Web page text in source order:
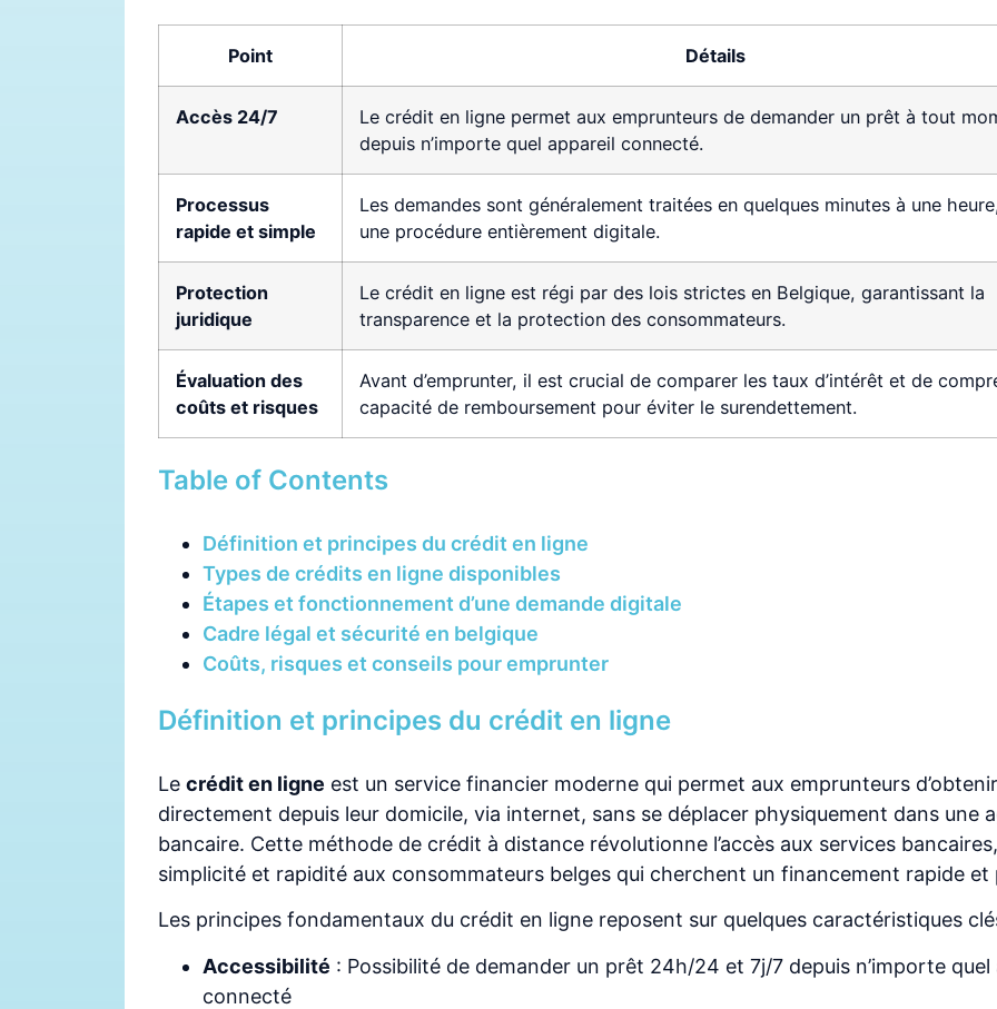
Point Détails
Accès 24/7
Le crédit en ligne permet aux emprunteurs de demander un prêt à tout
depuis n’importe quel appareil connecté.
Processus
rapide et simple
Les demandes sont généralement traitées en quelques minutes à une
une procédure entièrement digitale.
Protection
juridique
Le crédit en ligne est régi par des lois strictes en Belgique, garantissant la
transparence et la protection des consommateurs.
Évaluation des
coûts et risques
Avant d’emprunter, il est crucial de comparer les taux d’intérêt et de
capacité de remboursement pour éviter le surendettement.
Table of Contents
Définition et principes du crédit en ligne
Types de crédits en ligne disponibles
Étapes et fonctionnement d’une demande digitale
Cadre légal et sécurité en belgique
Coûts, risques et conseils pour emprunter
Définition et principes du crédit en ligne
Le crédit en ligne est un service financier moderne qui permet aux emprunteurs
directement depuis leur domicile, via internet, sans se déplacer physiquement dans une
bancaire. Cette méthode de crédit à distance révolutionne l’accès aux services
simplicité et rapidité aux consommateurs belges qui cherchent un financement rapide et
Les principes fondamentaux du crédit en ligne reposent sur quelques caractéristiques
Accessibilité : Possibilité de demander un prêt 24h/24 et 7j/7 depuis n’importe quel
connecté